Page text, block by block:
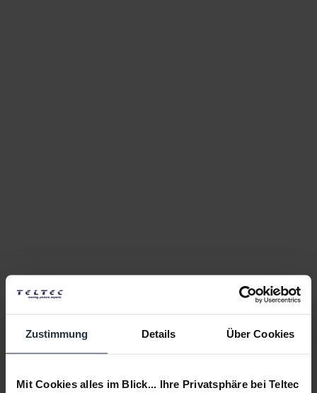
Zustimmung Details Über Cookies
Mit Cookies alles im Blick... Ihre Privatsphäre bei Teltec